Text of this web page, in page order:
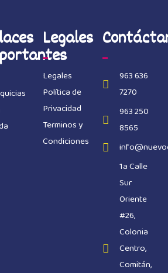
Legales
Legales
Política de
Privacidad
Terminos y
Condiciones
963 636
7270
963 250
8565
1a Calle
Sur
Oriente
#26,
Colonia
Centro,
Comitán,